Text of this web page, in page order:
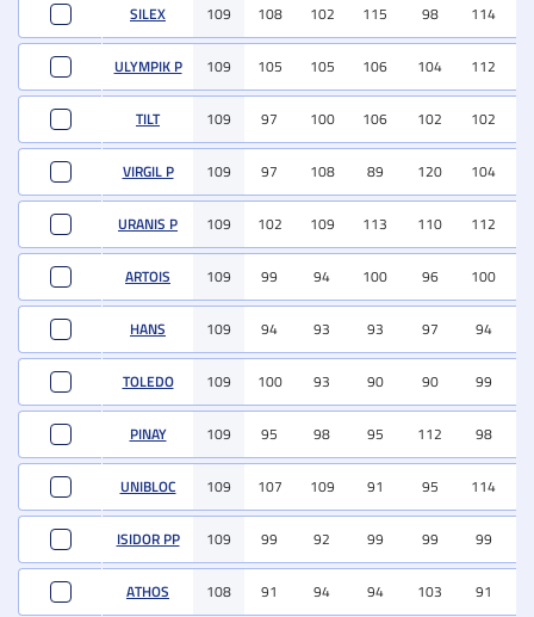
SILEX 109 108 102 115 98 114
ULYMPIK P 109 105 105 106 104 112
TILT 109 97 100 106 102 102
VIRGIL P 109 97 108 89 120 104
URANIS P 109 102 109 113 110 112
ARTOIS 109 99 94 100 96 100
HANS 109 94 93 93 97 94
TOLEDO 109 100 93 90 90 99
PINAY 109 95 98 95 112 98
UNIBLOC 109 107 109 91 95 114
ISIDOR PP 109 99 92 99 99 99
ATHOS 108 91 94 94 103 91